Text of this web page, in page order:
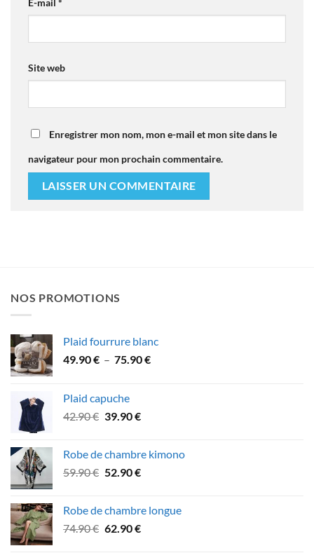
E-mail *
Site web
Enregistrer mon nom, mon e-mail et mon site dans le
navigateur pour mon prochain commentaire.
NOS PROMOTIONS
Plaid fourrure blanc
49.90€ – 75.90€Plage
Plaid capuche
42.90€ Le
était :
42.90 €.
39.90€Le
est :
39.90 €.
Robe de chambre kimono
59.90€ Le
était :
59.90 €.
52.90€Le
est :
52.90 €.
Robe de chambre longue
74.90€ Le
62.90€Le